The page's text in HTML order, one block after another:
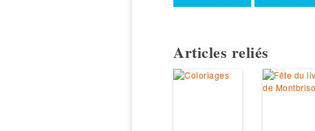
Articles reliés